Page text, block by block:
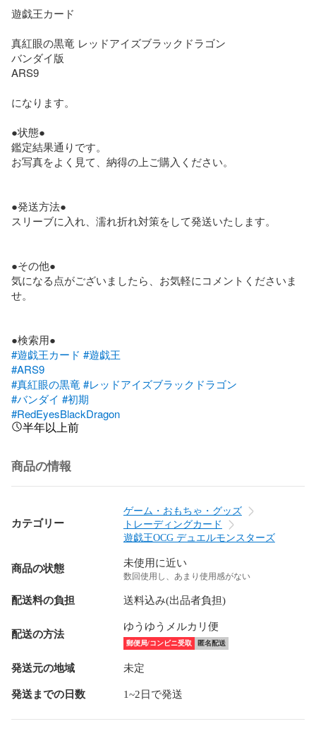
遊戯王カード
真紅眼の黒竜 レッドアイズブラックドラゴン
バンダイ版
ARS9
になります。
●状態●
鑑定結果通りです。
お写真をよく見て、納得の上ご購入ください。
●発送方法●
スリーブに入れ、濡れ折れ対策をして発送いたします。
●その他●
気になる点がございましたら、お気軽にコメントくださいま
せ。
#遊戯王カード #遊戯王
#ARS9
#真紅眼の黒竜 #レッドアイズブラックドラゴン
#バンダイ #初期
#RedEyesBlackDragon
半年以上前
商品の情報
カテゴリー
ゲーム・おもちゃ・グッズ
トレーディングカード
遊戯王OCG デュエルモンスターズ
商品の状態 未使用に近い
数回使用し、あまり使用感がない
配送料の負担 送料込み(出品者負担)
配送の方法
ゆうゆうメルカリ便
郵便局/コンビニ受取 匿名配送
発送元の地域 未定
発送までの日数 1~2日で発送